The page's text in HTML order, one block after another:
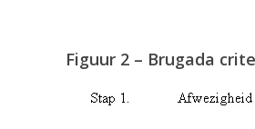
Figuur 2 – Brugada